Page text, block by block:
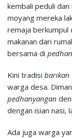
kembali peduli
moyang mereka
remaja berkumpul
makanan dari
bersama di
Kini tradisi barikan
warga desa.
pedhanyangan
dengan isian nasi,
Ada juga warga